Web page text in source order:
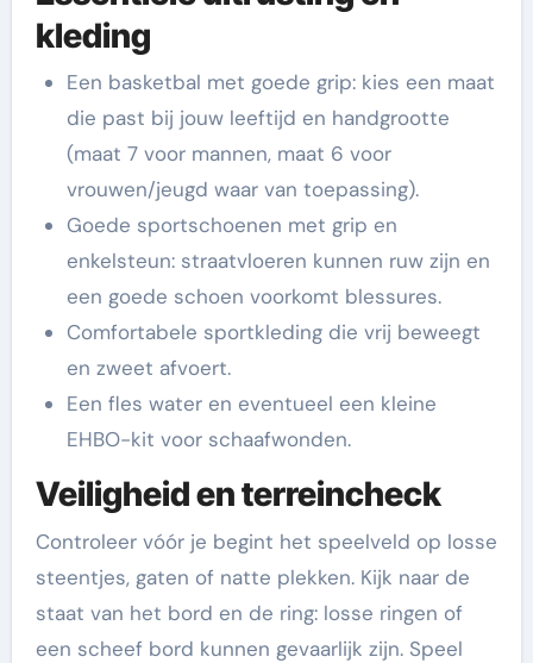
kleding
Een basketbal met goede grip: kies een maat
die past bij jouw leeftijd en handgrootte
(maat 7 voor mannen, maat 6 voor
vrouwen/jeugd waar van toepassing).
Goede sportschoenen met grip en
enkelsteun: straatvloeren kunnen ruw zijn en
een goede schoen voorkomt blessures.
Comfortabele sportkleding die vrij beweegt
en zweet afvoert.
Een fles water en eventueel een kleine
EHBO-kit voor schaafwonden.
Veiligheid en terreincheck
Controleer vóór je begint het speelveld op losse
steentjes, gaten of natte plekken. Kijk naar de
staat van het bord en de ring: losse ringen of
een scheef bord kunnen gevaarlijk zijn. Speel